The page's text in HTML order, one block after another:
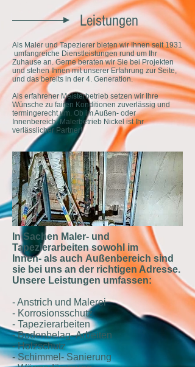
Leistungen
Als Maler und Tapezierer bieten wir Ihnen seit 1931
umfangreiche Dienstleistungen rund um Ihr
Zuhause an. Gerne beraten wir Sie bei Projekten
und stehen Ihnen mit unserer Erfahrung zur Seite,
und das bereits in der 4. Generation.
Als erfahrener Meisterbetrieb setzen wir Ihre
Wünsche zu fairen Konditionen zuverlässig und
termingerecht um. Ob im Außen- oder
Innenbereich, Malerbetrieb Nickel ist Ihr
verlässlicher Partner!
In Sachen Maler- und
Tapezierarbeiten sowohl im
Innen- als auch Außenbereich sind
sie bei uns an der richtigen Adresse.
Unsere Leistungen umfassen:
- Anstrich und Malerei
- Korrosionsschutz
- Tapezierarbeiten
- Bodenbelag- Arbeiten
- Holzschutz
- Schimmel- Sanierung